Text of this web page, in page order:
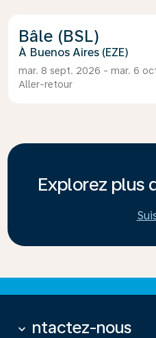
Bâle (BSL)
Buenos Aires (EZE)
mar. 8 sept. 2026 - mar. 6
Aller-retour
Explorez plus
Contactez-nous
keyboard_arrow_down